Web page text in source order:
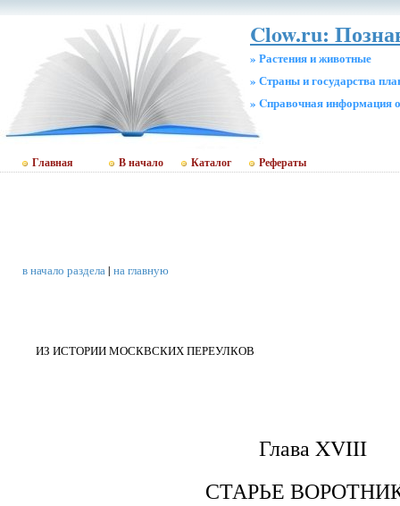
Clow.ru:
» Растения и животные
» Страны и государства
» Cправочная информация
Главная В начало Каталог Рефераты
в начало раздела| на главную
ИЗ ИСТОРИИ МОСКВСКИХ ПЕРЕУЛКОВ
Глава XVIII
СТАРЬЕ